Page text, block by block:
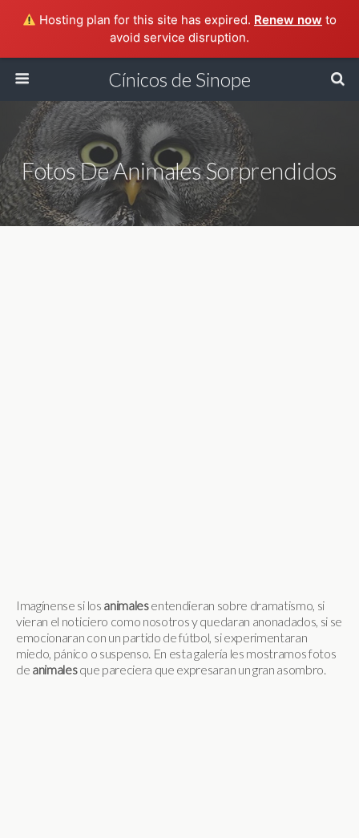
Hosting plan for this site has expired. Renew now to
avoid service disruption.
Cínicos de Sinope
Fotos De Animales Sorprendidos
Imagínense si los animalesentendieran sobre dramatismo, si
vieran el noticiero como nosotros y quedaran anonadados, si se
emocionaran con un partido de fútbol, si experimentaran
miedo, pánico o suspenso. En esta galería les mostramos fotos
de animalesque pareciera que expresaran un gran asombro.